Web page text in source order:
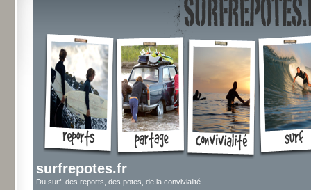
surfrepotes.fr
Du surf, des reports, des potes, de la convivialité